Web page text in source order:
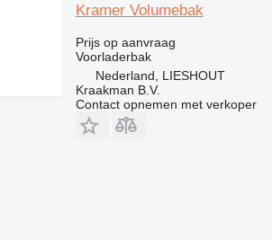
Kramer Volumebak
Prijs op aanvraag
Voorladerbak
Nederland, LIESHOUT
Kraakman B.V.
Contact opnemen met verkoper